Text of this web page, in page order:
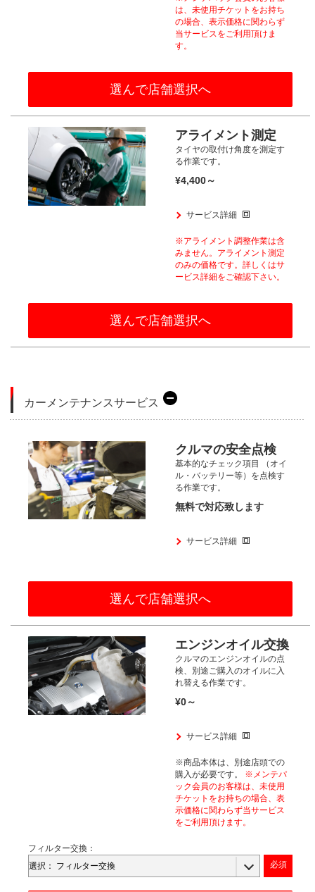
は、未使用チケットをお持ち
の場合、表示価格に関わらず
当サービスをご利用頂けま
す。​
選んで店舗選択へ
アライメント測定
タイヤの取付け角度を測定す
る作業です。
¥4,400～
サービス詳細
※アライメント調整作業は含
みません。 アライメント測定
のみの価格です。詳しくはサ
ービス詳細をご確認下さい。
選んで店舗選択へ
カーメンテナンスサービス
クルマの安全点検
基本的なチェック項目
（オイ
ル・バッテリー等）を点検す
る作業です。
無料で対応致します
サービス詳細
選んで店舗選択へ
エンジンオイル交換
クルマのエンジンオイルの点
検、 別途ご購入のオイルに入
れ替える作業です。
¥0～
サービス詳細
※商品本体は、別途店頭での
購入が必要です。
※メンテパ
ック会員のお客様は、未使用
チケットをお持ちの場合、表
示価格に関わらず当サービス
をご利用頂けます。​
フィルター交換：